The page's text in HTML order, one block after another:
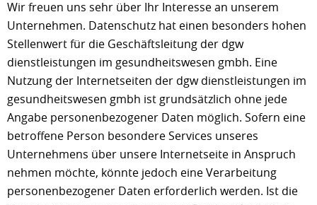
Wir freuen uns sehr über Ihr Interesse an unserem
Unternehmen. Datenschutz hat einen besonders hohen
Stellenwert für die Geschäftsleitung der dgw
dienstleistungen im gesundheitswesen gmbh. Eine
Nutzung der Internetseiten der dgw dienstleistungen im
gesundheitswesen gmbh ist grundsätzlich ohne jede
Angabe personenbezogener Daten möglich. Sofern eine
betroffene Person besondere Services unseres
Unternehmens über unsere Internetseite in Anspruch
nehmen möchte, könnte jedoch eine Verarbeitung
personenbezogener Daten erforderlich werden. Ist die